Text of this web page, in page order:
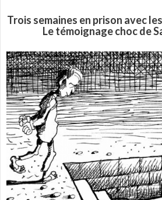
Trois semaines en prison avec
Le témoignage choc de